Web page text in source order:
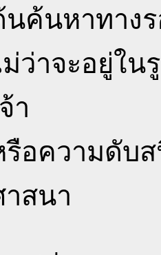
นค้นหาทาง
ว่าจะอยู่ใน
า
รือความดับ
าสนา